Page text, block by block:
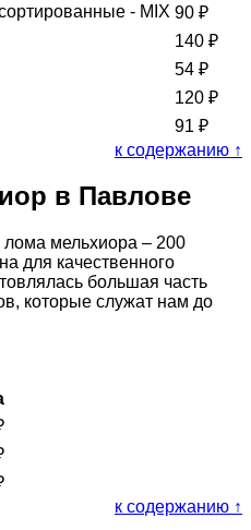
- MIX 90 ₽
140 ₽
54 ₽
120 ₽
91 ₽
к содержанию ↑
в Павлове
мельхиора – 200
для качественного
большая часть
которые служат нам до
к содержанию ↑